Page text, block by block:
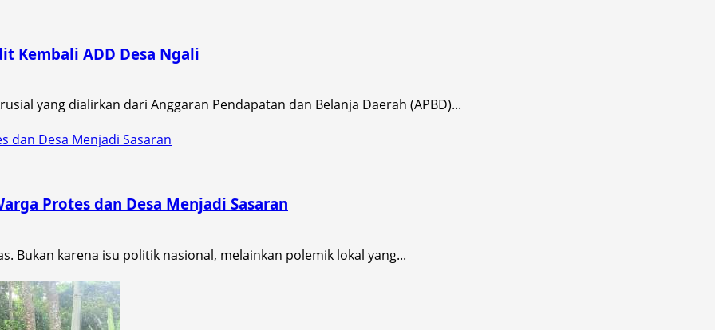
Kembali ADD Desa Ngali
yang dialirkan dari Anggaran Pendapatan dan Belanja Daerah (APBD)...
dan Desa Menjadi Sasaran
Protes dan Desa Menjadi Sasaran
Bukan karena isu politik nasional, melainkan polemik lokal yang...